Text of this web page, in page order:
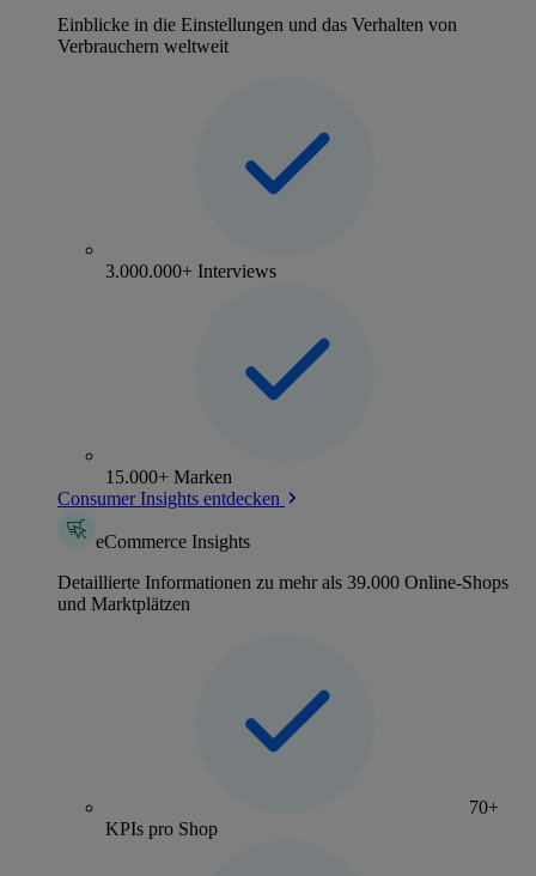
Einblicke in die Einstellungen und das Verhalten von
Verbrauchern weltweit
3.000.000+ Interviews
15.000+ Marken
Consumer Insights entdecken
eCommerce Insights
Detaillierte Informationen zu mehr als 39.000 Online-Shops
und Marktplätzen
70+
KPIs pro Shop